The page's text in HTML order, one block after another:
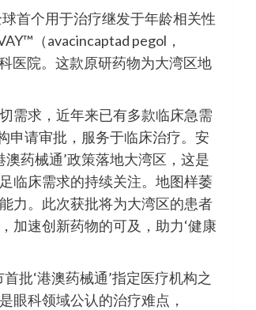
首个用于治疗继发于年龄相关性
（avacincaptad pegol，
医院。这款原研药物为大湾区地
需求，近年来已有多款临床急需
申请审批，服务于临床治疗。安
药械通’政策落地大湾区，这是
临床需求的持续关注。地图样萎
力。此次获批将为大湾区的患者
加速创新药物的可及，助力‘健康
批‘港澳药械通’指定医疗机构之
眼科领域公认的治疗难点，